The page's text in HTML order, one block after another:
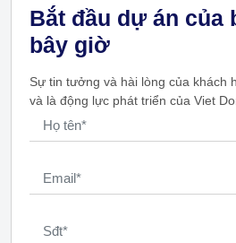
Bắt đầu dự án của
bây giờ
Sự tin tưởng và hài lòng của khách
và là động lực phát triển của Viet